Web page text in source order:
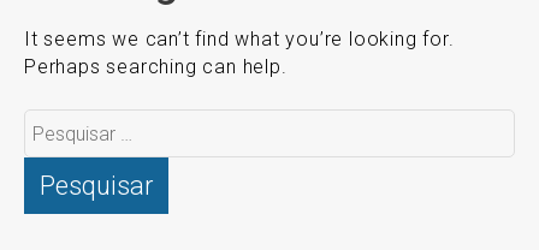
It seems we can’t find what you’re looking for.
Perhaps searching can help.
Pesquisar
por: